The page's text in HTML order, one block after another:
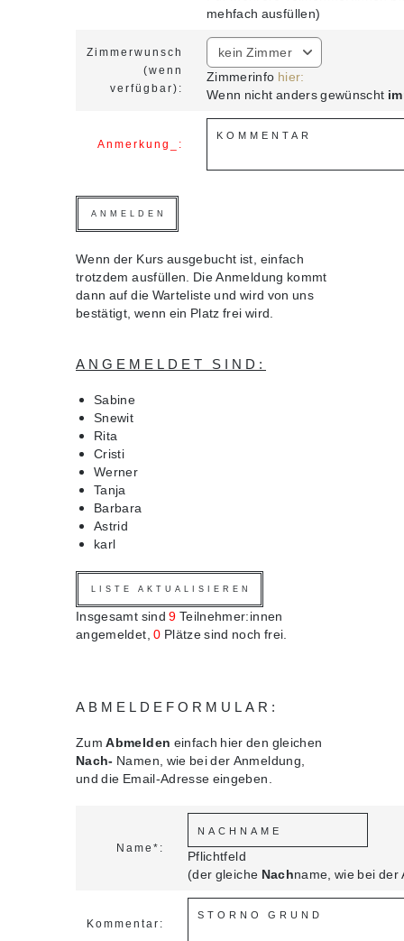
mehfach ausfüllen)
Zimmerwunsch
(wenn
verfügbar):
kein Zimmer
Zimmerinfo hier:
Wenn nicht anders gewünscht
Anmerkung_:
Wenn der Kurs ausgebucht ist, einfach
trotzdem ausfüllen. Die Anmeldung kommt
dann auf die Warteliste und wird von uns
bestätigt, wenn ein Platz frei wird.
ANGEMELDET SIND:
Sabine
Snewit
Rita
Cristi
Werner
Tanja
Barbara
Astrid
karl
Insgesamt sind9 Teilnehmer:innen
angemeldet,0 Plätze sind noch frei.
ABMELDEFORMULAR:
ZumAbmelden einfach hier den gleichen
Nach- Namen, wie bei der Anmeldung,
und die Email-Adresse eingeben.
Name*:
Pflichtfeld
(der gleiche Nachname, wie bei der
Kommentar: